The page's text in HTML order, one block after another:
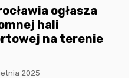
ogłasza
hali
na terenie
2025